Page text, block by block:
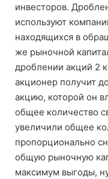
инвесторов.
используют
находящихся в
же рыночной
дроблении акций 2
акционер получит
акцию, которой он
общее количество
увеличили общее
пропорционально
общую рыночную
максимум выгоды,